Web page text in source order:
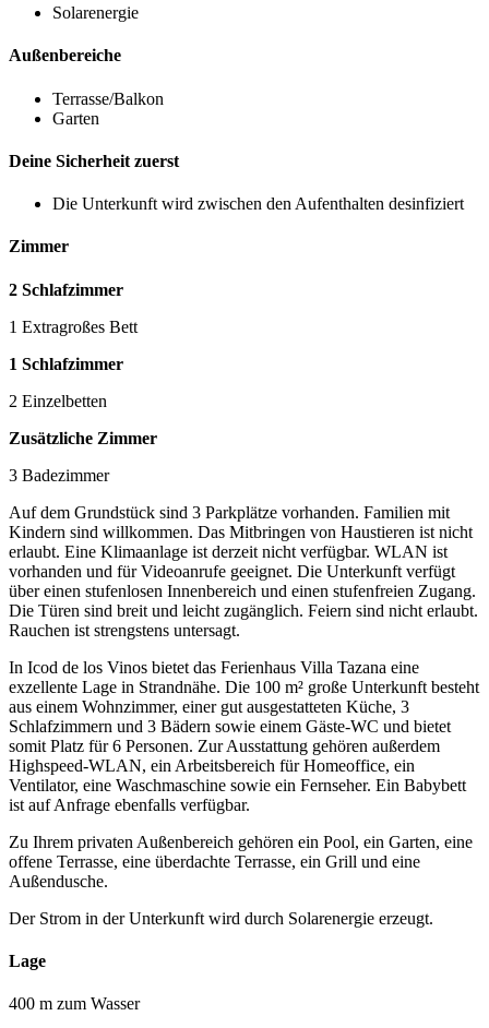
Solarenergie
Außenbereiche
Terrasse/Balkon
Garten
Deine Sicherheit zuerst
Die Unterkunft wird zwischen den Aufenthalten desinfiziert
Zimmer
2 Schlafzimmer
1 Extragroßes Bett
1 Schlafzimmer
2 Einzelbetten
Zusätzliche Zimmer
3 Badezimmer
Auf dem Grundstück sind 3 Parkplätze vorhanden. Familien mit
Kindern sind willkommen. Das Mitbringen von Haustieren ist nicht
erlaubt. Eine Klimaanlage ist derzeit nicht verfügbar. WLAN ist
vorhanden und für Videoanrufe geeignet. Die Unterkunft verfügt
über einen stufenlosen Innenbereich und einen stufenfreien Zugang.
Die Türen sind breit und leicht zugänglich. Feiern sind nicht erlaubt.
Rauchen ist strengstens untersagt.
In Icod de los Vinos bietet das Ferienhaus Villa Tazana eine
exzellente Lage in Strandnähe. Die 100 m² große Unterkunft besteht
aus einem Wohnzimmer, einer gut ausgestatteten Küche, 3
Schlafzimmern und 3 Bädern sowie einem Gäste-WC und bietet
somit Platz für 6 Personen. Zur Ausstattung gehören außerdem
Highspeed-WLAN, ein Arbeitsbereich für Homeoffice, ein
Ventilator, eine Waschmaschine sowie ein Fernseher. Ein Babybett
ist auf Anfrage ebenfalls verfügbar.
Zu Ihrem privaten Außenbereich gehören ein Pool, ein Garten, eine
offene Terrasse, eine überdachte Terrasse, ein Grill und eine
Außendusche.
Der Strom in der Unterkunft wird durch Solarenergie erzeugt.
Lage
400 m zum Wasser